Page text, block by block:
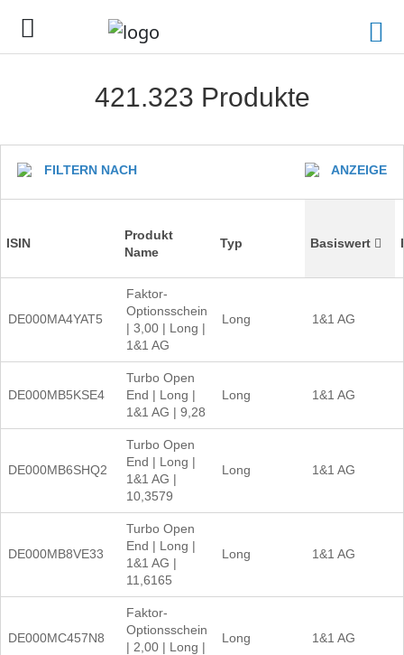
421.323 Produkte
FILTERN NACH ANZEIGE
ISIN
Produkt
Name
Typ Basiswert
DE000MA4YAT5
Faktor-
Optionsschein
| 3,00 | Long |
1&1 AG
Long 1&1 AG
DE000MB5KSE4
Turbo Open
End | Long |
1&1 AG | 9,28
Long 1&1 AG
DE000MB6SHQ2
Turbo Open
End | Long |
1&1 AG |
10,3579
Long 1&1 AG
DE000MB8VE33
Turbo Open
End | Long |
1&1 AG |
11,6165
Long 1&1 AG
DE000MC457N8
Faktor-
Optionsschein
| 2,00 | Long |
Long 1&1 AG